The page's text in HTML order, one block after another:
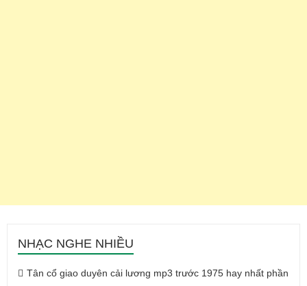
NHẠC NGHE NHIỀU
Tân cổ giao duyên cải lương mp3 trước 1975 hay nhất phần